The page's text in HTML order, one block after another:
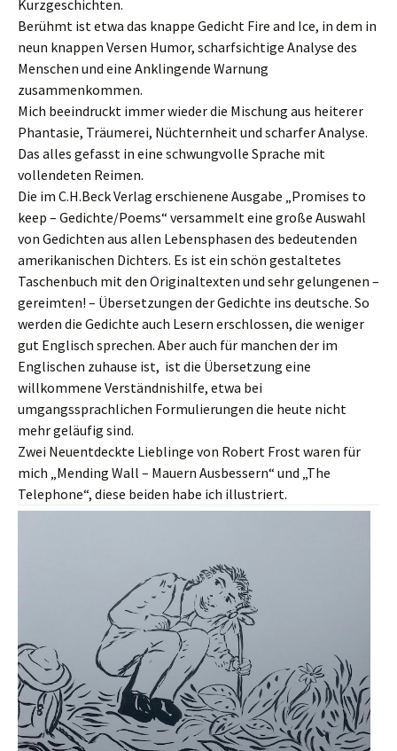
Kurzgeschichten.
Berühmt ist etwa das knappe Gedicht Fire and Ice, in dem in
neun knappen Versen Humor, scharfsichtige Analyse des
Menschen und eine Anklingende Warnung
zusammenkommen.
Mich beeindruckt immer wieder die Mischung aus heiterer
Phantasie, Träumerei, Nüchternheit und scharfer Analyse.
Das alles gefasst in eine schwungvolle Sprache mit
vollendeten Reimen.
Die im C.H.Beck Verlag erschienene Ausgabe „Promises to
keep – Gedichte/Poems“ versammelt eine große Auswahl
von Gedichten aus allen Lebensphasen des bedeutenden
amerikanischen Dichters. Es ist ein schön gestaltetes
Taschenbuch mit den Originaltexten und sehr gelungenen –
gereimten! – Übersetzungen der Gedichte ins deutsche. So
werden die Gedichte auch Lesern erschlossen, die weniger
gut Englisch sprechen. Aber auch für manchen der im
Englischen zuhause ist, ist die Übersetzung eine
willkommene Verständnishilfe, etwa bei
umgangssprachlichen Formulierungen die heute nicht
mehr geläufig sind.
Zwei Neuentdeckte Lieblinge von Robert Frost waren für
mich „Mending Wall – Mauern Ausbessern“ und „The
Telephone“, diese beiden habe ich illustriert.